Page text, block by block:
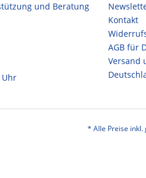
und Beratung
Uhr
Kontakt
AGB für
Versand
* Alle Preise